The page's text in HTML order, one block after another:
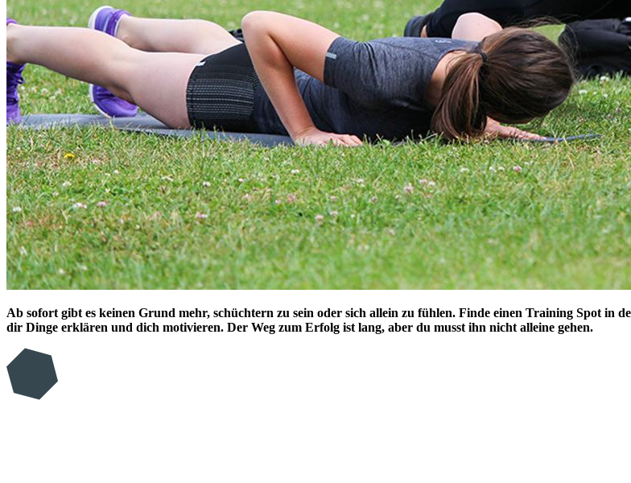
Ab sofort gibt es keinen Grund mehr, schüchtern zu sein oder sich allein zu fühlen. Finde einen Training Spot in
dir Dinge erklären und dich motivieren. Der Weg zum Erfolg ist lang, aber du musst ihn nicht alleine gehen.